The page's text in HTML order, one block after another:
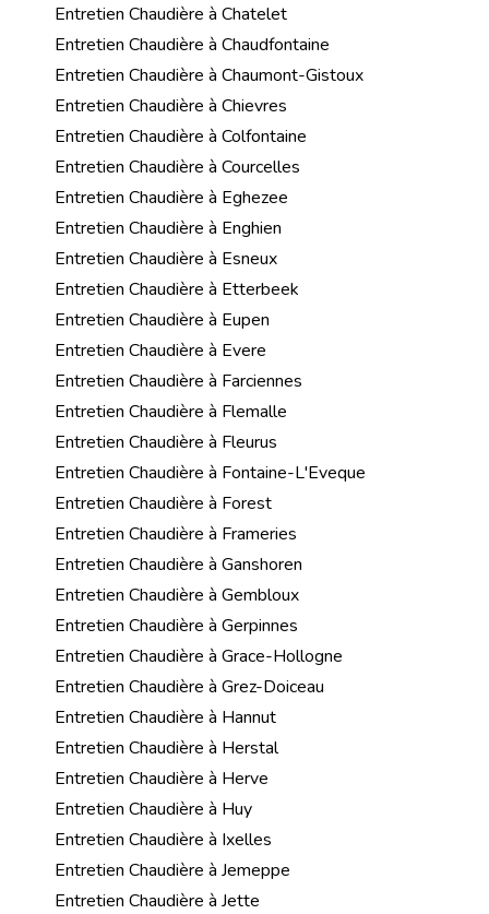
Entretien Chaudière à Chatelet
Entretien Chaudière à Chaudfontaine
Entretien Chaudière à Chaumont-Gistoux
Entretien Chaudière à Chievres
Entretien Chaudière à Colfontaine
Entretien Chaudière à Courcelles
Entretien Chaudière à Eghezee
Entretien Chaudière à Enghien
Entretien Chaudière à Esneux
Entretien Chaudière à Etterbeek
Entretien Chaudière à Eupen
Entretien Chaudière à Evere
Entretien Chaudière à Farciennes
Entretien Chaudière à Flemalle
Entretien Chaudière à Fleurus
Entretien Chaudière à Fontaine-L'Eveque
Entretien Chaudière à Forest
Entretien Chaudière à Frameries
Entretien Chaudière à Ganshoren
Entretien Chaudière à Gembloux
Entretien Chaudière à Gerpinnes
Entretien Chaudière à Grace-Hollogne
Entretien Chaudière à Grez-Doiceau
Entretien Chaudière à Hannut
Entretien Chaudière à Herstal
Entretien Chaudière à Herve
Entretien Chaudière à Huy
Entretien Chaudière à Ixelles
Entretien Chaudière à Jemeppe
Entretien Chaudière à Jette